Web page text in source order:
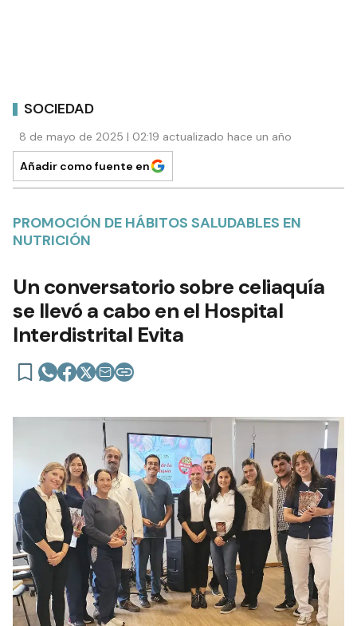
SOCIEDAD
8 de mayo de 2025 | 02:19 actualizado hace un año
Añadir como fuente en
PROMOCIÓN DE HÁBITOS SALUDABLES EN
NUTRICIÓN
Un conversatorio sobre celiaquía
se llevó a cabo en el Hospital
Interdistrital Evita